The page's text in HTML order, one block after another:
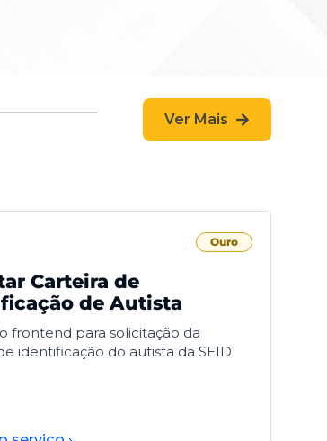
Ver Mais
Ouro
Carteira de
de Autista
frontend para solicitação da
identificação do autista da SEID